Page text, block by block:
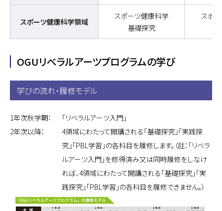
スポーツ健康科学領域
スポーツ健康科学
基礎探究
スポ
OGUリベラルアーツプログラムの学び
学びの流れ・履修モデル
1年次秋学期：
「リベラルアーツ入門」
2年次以降：
4領域にわたって開講される「基礎探究」「実践探
究」「PBL学習」の各科目を履修します。（註：「リベラ
ルアーツ入門」を修得済み又は同時履修をしなけ
れば、4領域にわたって開講される「基礎探究」「実
践探究」「PBL学習」の各科目を履修できません。）